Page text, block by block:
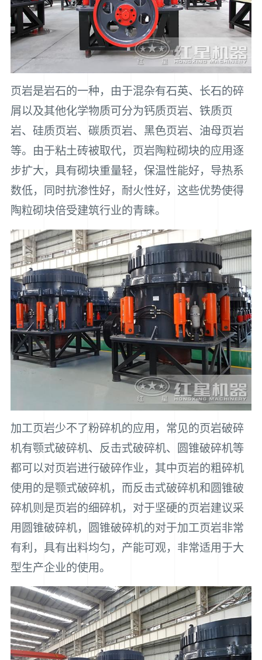
页岩是岩石的一种，由于混杂有石英、长石的碎
屑以及其他化学物质可分为钙质页岩、铁质页
岩、硅质页岩、碳质页岩、黑色页岩、油母页岩
等。由于粘土砖被取代，页岩陶粒砌块的应用逐
步扩大，具有砌块重量轻，保温性能好，导热系
数低，同时抗渗性好，耐火性好，这些优势使得
陶粒砌块倍受建筑行业的青睐。
加工页岩少不了粉碎机的应用，常见的页岩破碎
机有颚式破碎机、反击式破碎机、圆锥破碎机等
都可以对页岩进行破碎作业，其中页岩的粗碎机
使用的是颚式破碎机，而反击式破碎机和圆锥破
碎机则是页岩的细碎机，对于坚硬的页岩建议采
用圆锥破碎机，圆锥破碎机的对于加工页岩非常
有利，具有出料均匀，产能可观，非常适用于大
型生产企业的使用。